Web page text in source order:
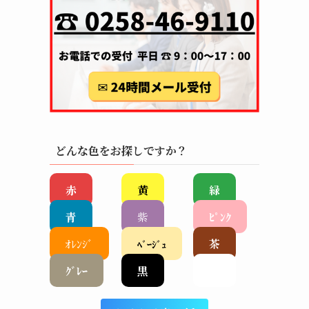
どんな色をお探しですか？
赤 黄
緑
青
紫
ﾋﾟﾝｸ
ｵﾚﾝｼﾞ
ﾍﾞｰｼﾞｭ
茶
ｸﾞﾚｰ
黒